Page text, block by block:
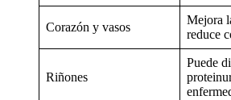
Corazón y vasos
Mejora
reduce
Riñones
Puede